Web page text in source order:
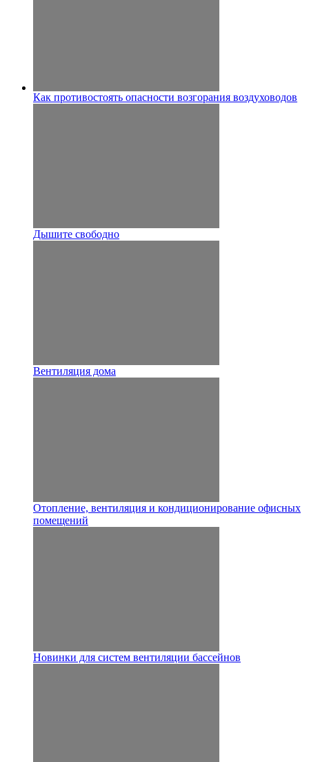
Как противостоять опасности возгорания воздуховодов
Дышите свободно
Вентиляция дома
Отопление, вентиляция и кондиционирование офисных
помещений
Новинки для систем вентиляции бассейнов